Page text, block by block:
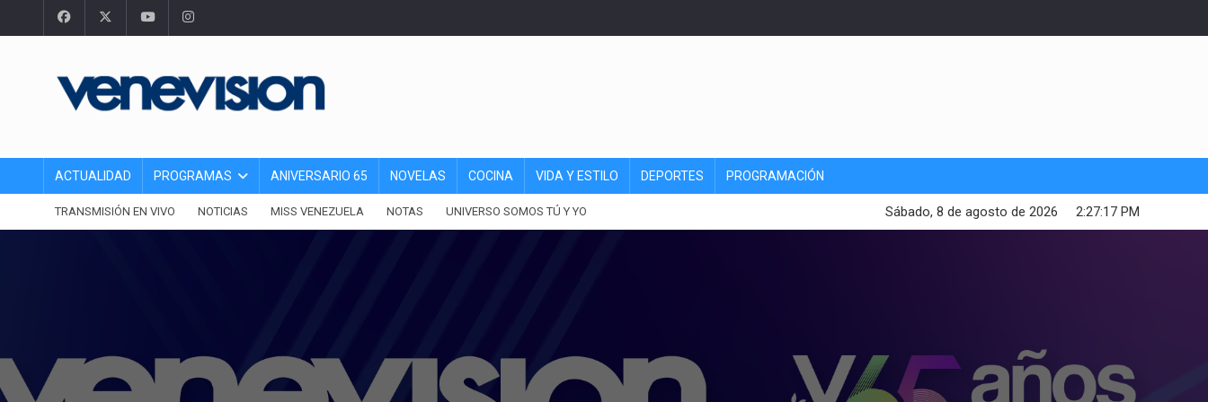
ACTUALIDAD PROGRAMAS ANIVERSARIO 65 NOVELAS COCINA VIDA Y ESTILO DEPORTES PROGRAMACIÓN
TRANSMISIÓN EN VIVO NOTICIAS MISS VENEZUELA NOTAS UNIVERSO SOMOS TÚ Y YO 2:27:18 PM
Sábado, 8 de agosto de 2026